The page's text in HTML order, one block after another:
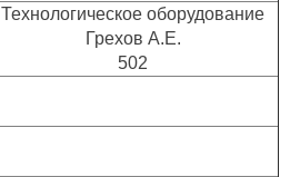
Технологическое оборудование
Грехов А.Е.
502